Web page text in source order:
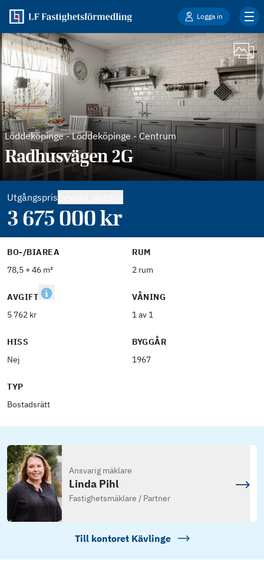
Logga in
Löddeköpinge-Löddeköpinge - Centrum
Radhusvägen 2G
Utgångspris
3 675 000kr
BO-/BIAREA
78,5 + 46 m²
RUM
2 rum
AVGIFT
5 762 kr
VÅNING
1 av 1
HISS
Nej
BYGGÅR
1967
TYP
Bostadsrätt
Ansvarig mäklare
Linda Pihl
Fastighetsmäklare / Partner
Till kontoret Kävlinge